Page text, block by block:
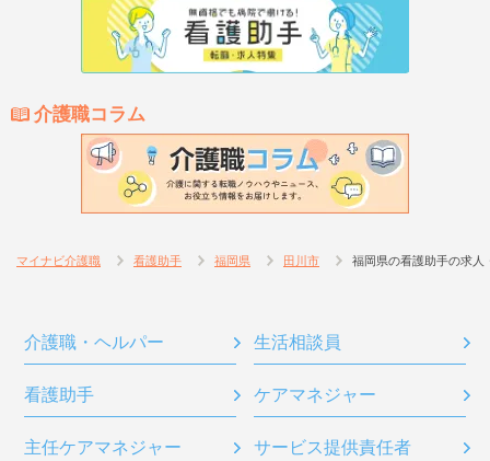
介護職コラム
マイナビ介護職 看護助手 福岡県 田川市 福岡県の看護助手の求人
介護職・ヘルパー 生活相談員
看護助手 ケアマネジャー
主任ケアマネジャー サービス提供責任者